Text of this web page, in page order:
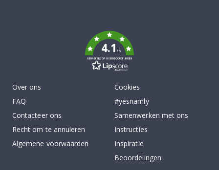
4.1/5
GEBASEERD OP 1030 BEOORDELINGEN
Over ons
FAQ
Contacteer ons
Recht om te annuleren
Algemene voorwaarden
Cookies
#yesnamly
Samenwerken met ons
Instructies
Inspiratie
Beoordelingen